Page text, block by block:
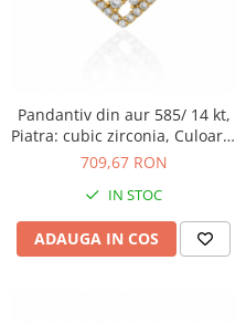
Pandantiv din aur 585/ 14 kt,
Piatra: cubic zirconia, Culoare:
transparenta
709,67 RON
IN STOC
ADAUGA IN COS